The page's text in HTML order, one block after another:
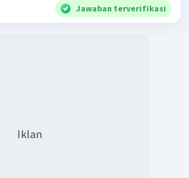
Jawaban terverifikasi
Iklan